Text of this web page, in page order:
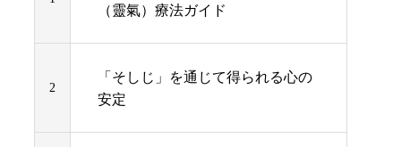
（靈氣）療法ガイド
2
「そしじ」を通じて得られる心の
安定